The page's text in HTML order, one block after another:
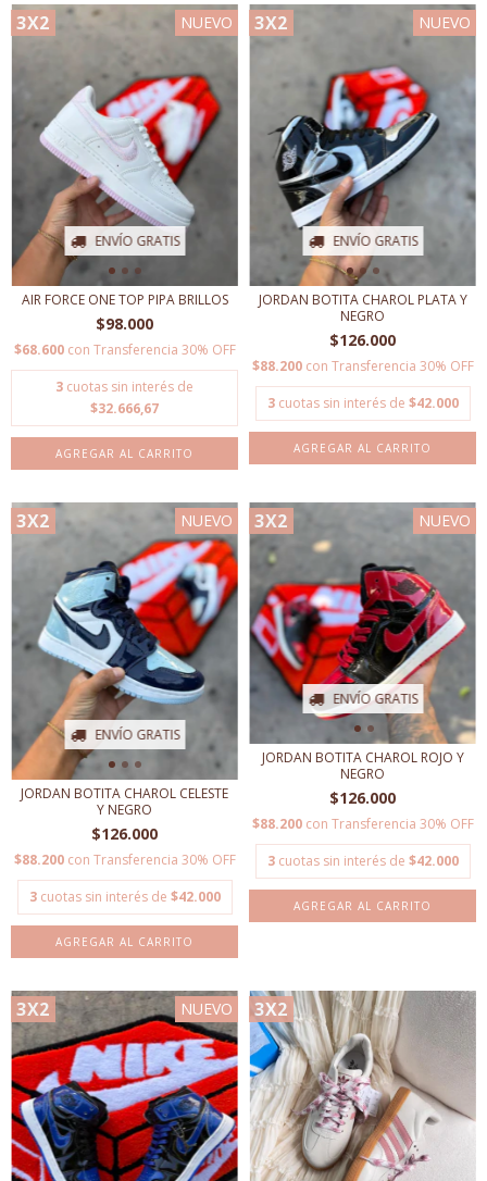
3X2
ENVÍO GRATIS
NUEVO
AIR FORCE ONE TOP PIPA BRILLOS
$98.000
$68.600 con Transferencia 30% OFF
3 cuotas sin interés de
$32.666,67
AGREGAR AL CARRITO
3X2
ENVÍO GRATIS
NUEVO
JORDAN BOTITA CHAROL PLATA Y
NEGRO
$126.000
$88.200 con Transferencia 30% OFF
3 cuotas sin interés de $42.000
AGREGAR AL CARRITO
3X2
ENVÍO GRATIS
NUEVO
JORDAN BOTITA CHAROL CELESTE
Y NEGRO
$126.000
$88.200 con Transferencia 30% OFF
3 cuotas sin interés de $42.000
AGREGAR AL CARRITO
3X2
ENVÍO GRATIS
NUEVO
JORDAN BOTITA CHAROL ROJO Y
NEGRO
$126.000
$88.200 con Transferencia 30% OFF
3 cuotas sin interés de $42.000
AGREGAR AL CARRITO
3X2 NUEVO 3X2